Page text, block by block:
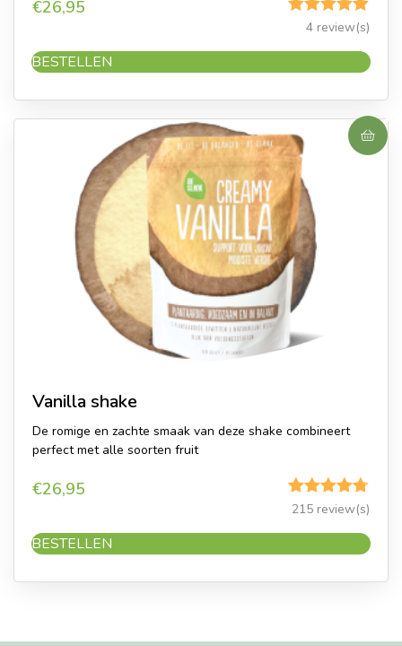
€26,95
Gewaardeerd
5.00
uit 5
4 review(s)
BESTELLEN
Vanilla shake
De romige en zachte smaak van deze shake combineert
perfect met alle soorten fruit
€26,95
Gewaardeerd
4.70
uit 5
215 review(s)
BESTELLEN